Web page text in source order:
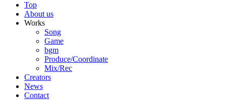
Top
About us
Works
Song
Game
bgm
Produce/Coordinate
Mix/Rec
Creators
News
Contact